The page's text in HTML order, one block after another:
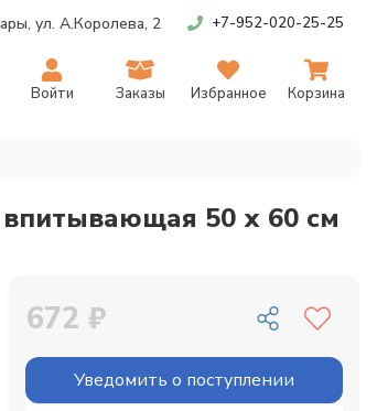
ул. А.Королева, 2 +7-952-020-25-25
Войти Заказы Избранное Корзина
впитывающая 50 х 60 см
672 ₽
Уведомить о поступлении